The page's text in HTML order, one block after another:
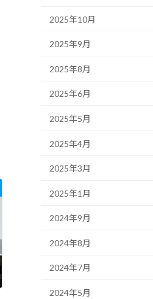
2025年10月
2025年9月
2025年8月
2025年6月
2025年5月
2025年4月
2025年3月
2025年1月
2024年9月
2024年8月
2024年7月
2024年5月